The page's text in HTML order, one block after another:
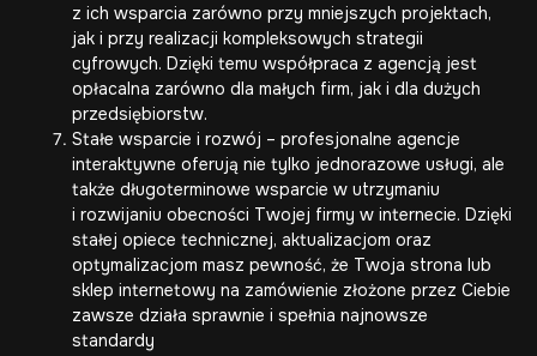
z ich wsparcia zarówno przy mniejszych projektach,
jak i przy realizacji kompleksowych strategii
cyfrowych. Dzięki temu współpraca z agencją jest
opłacalna zarówno dla małych firm, jak i dla dużych
przedsiębiorstw.
Stałe wsparcie i rozwój – profesjonalne agencje
interaktywne oferują nie tylko jednorazowe usługi, ale
także długoterminowe wsparcie w utrzymaniu
i rozwijaniu obecności Twojej firmy w internecie. Dzięki
stałej opiece technicznej, aktualizacjom oraz
optymalizacjom masz pewność, że Twoja strona lub
sklep internetowy na zamówienie złożone przez Ciebie
zawsze działa sprawnie i spełnia najnowsze
standardy